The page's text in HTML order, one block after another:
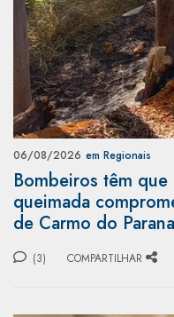
06/08/2026 em Regionais
Bombeiros têm
queimada
de Carmo do
(3) COMPARTILHAR